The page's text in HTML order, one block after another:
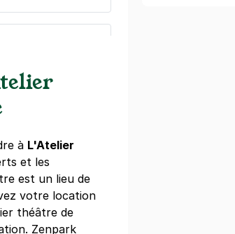
de Lorette
à L'Atelier
et les
est un lieu de
votre location
théâtre de
Zenpark